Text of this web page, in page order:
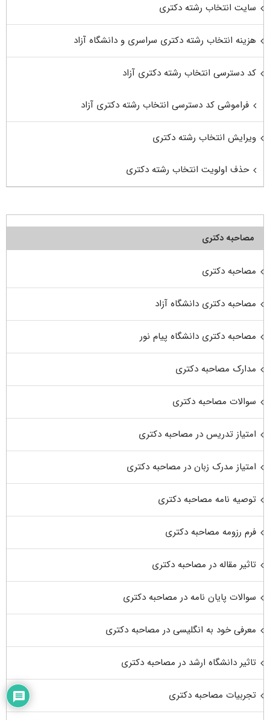
سایت انتخاب رشته دکتری
هزینه انتخاب رشته دکتری سراسری و دانشگاه آزاد
کد دسترسی انتخاب رشته دکتری آزاد
فراموشی کد دسترسی انتخاب رشته دکتری آزاد
ویرایش انتخاب رشته دکتری
حذف اولویت انتخاب رشته دکتری
مصاحبه دکتری
مصاحبه دکتری
مصاحبه دکتری دانشگاه آزاد
مصاحبه دکتری دانشگاه پیام نور
مدارک مصاحبه دکتری
سوالات مصاحبه دکتری
امتیاز تدریس در مصاحبه دکتری
امتیاز مدرک زبان در مصاحبه دکتری
توصیه نامه مصاحبه دکتری
فرم رزومه مصاحبه دکتری
تاثیر مقاله در مصاحبه دکتری
سوالات پایان نامه در مصاحبه دکتری
معرفی خود به انگلیسی در مصاحبه دکتری
تاثیر دانشگاه ارشد در مصاحبه دکتری
تجربیات مصاحبه دکتری